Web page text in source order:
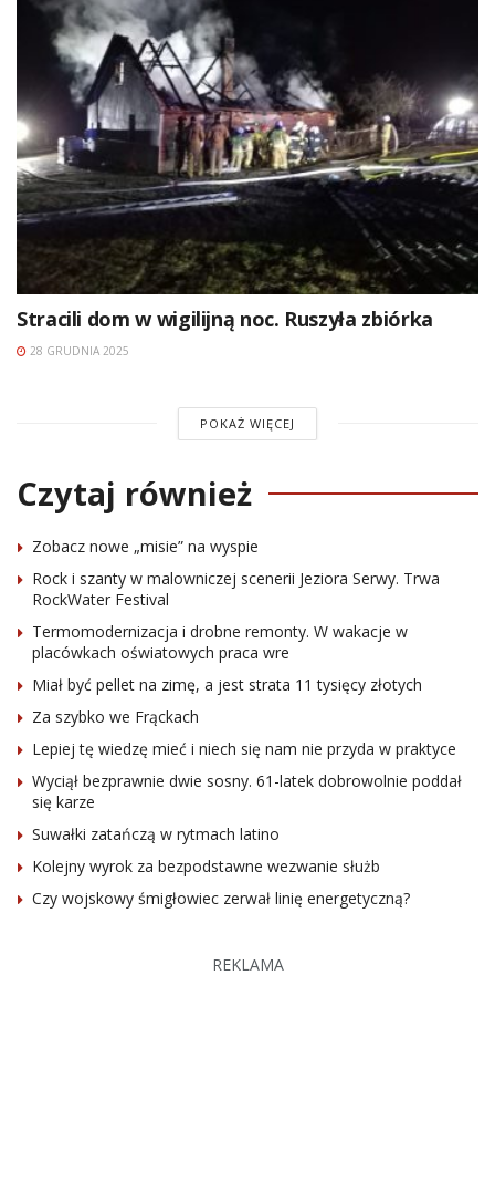
Stracili dom w wigilijną noc. Ruszyła zbiórka
28 GRUDNIA 2025
POKAŻ WIĘCEJ
Czytaj również
Zobacz nowe „misie” na wyspie
Rock i szanty w malowniczej scenerii Jeziora Serwy. Trwa
RockWater Festival
Termomodernizacja i drobne remonty. W wakacje w
placówkach oświatowych praca wre
Miał być pellet na zimę, a jest strata 11 tysięcy złotych
Za szybko we Frąckach
Lepiej tę wiedzę mieć i niech się nam nie przyda w praktyce
Wyciął bezprawnie dwie sosny. 61-latek dobrowolnie poddał
się karze
Suwałki zatańczą w rytmach latino
Kolejny wyrok za bezpodstawne wezwanie służb
Czy wojskowy śmigłowiec zerwał linię energetyczną?
REKLAMA